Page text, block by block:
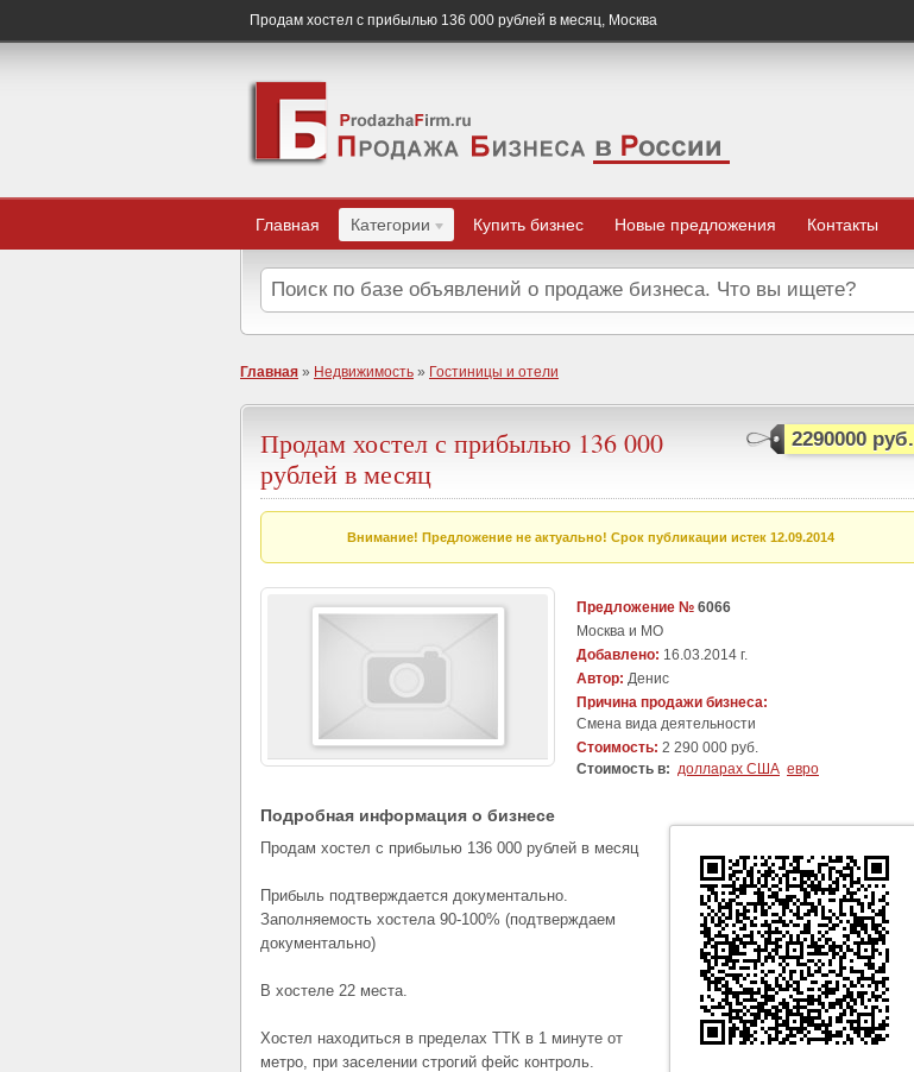
Продам хостел с прибылью 136 000 рублей в месяц, Москва
Главная Категории Купить бизнес Новые предложения Контакты
Главная » Недвижимость » Гостиницы и отели
2290000 руб.
Продам хостел с прибылью 136 000
рублей в месяц
Внимание! Предложение не актуально! Срок публикации истек 12.09.2014
Предложение № 6066
Москва и МО
Добавлено: 16.03.2014 г.
Автор: Денис
Причина продажи бизнеса:
Cмена вида деятельности
Стоимость: 2 290 000 руб.
Стоимость в: долларах США евро
Подробная информация о бизнесе
Продам хостел с прибылью 136 000 рублей в месяц
Прибыль подтверждается документально.
Заполняемость хостела 90-100% (подтверждаем
документально)
В хостеле 22 места.
Хостел находиться в пределах ТТК в 1 минуте от
метро, при заселении строгий фейс контроль.